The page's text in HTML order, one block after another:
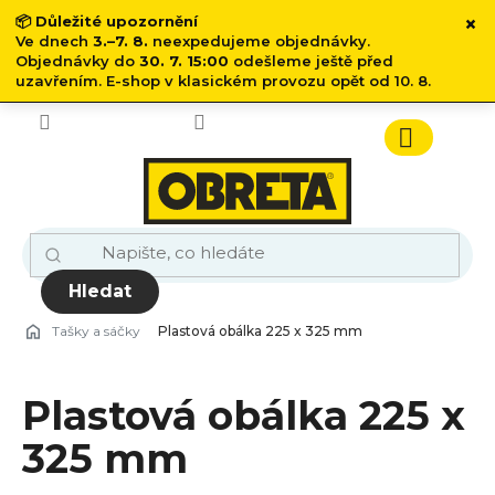
📦 Důležité upozornění
Ve dnech 3.–7. 8. neexpedujeme objednávky.
Objednávky do 30. 7. 15:00 odešleme ještě před
uzavřením. E-shop v klasickém provozu opět od 10. 8.
×
Přejít
obsah
Hledat
Nákupní
košík
Tašky a sáčky Plastová obálka 225 x 325 mm
Plastová obálka 225 x
325 mm